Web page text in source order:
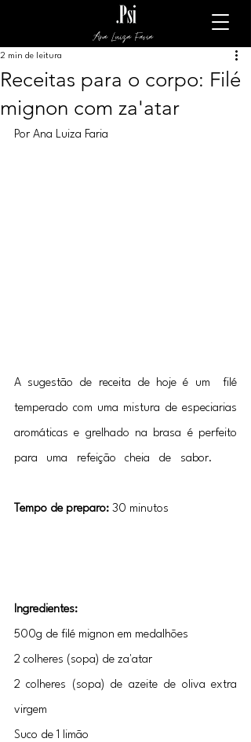
Ana Luiza Faria
Receitas para o corpo: Filé
mignon com za'atar
2 min de leitura
Por Ana Luiza Faria
A sugestão de receita de hoje é um  filé
temperado com uma mistura de especiarias
aromáticas e grelhado na brasa é perfeito
para uma refeição cheia de sabor.
Tempo de preparo: 30 minutos
Ingredientes:
500g de filé mignon em medalhões
2 colheres (sopa) de za'atar
2 colheres (sopa) de azeite de oliva extra
virgem
Suco de 1 limão